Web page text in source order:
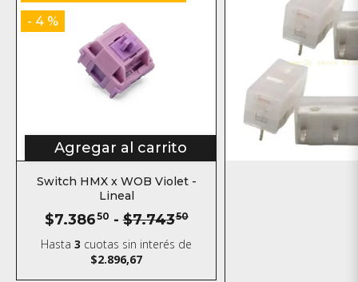
- 4 %
Agregar al carrito
Switch HMX x WOB Violet -
Lineal
$7.38650 - $7.74350
Hasta3 cuotas sin interés de
$2.896,67